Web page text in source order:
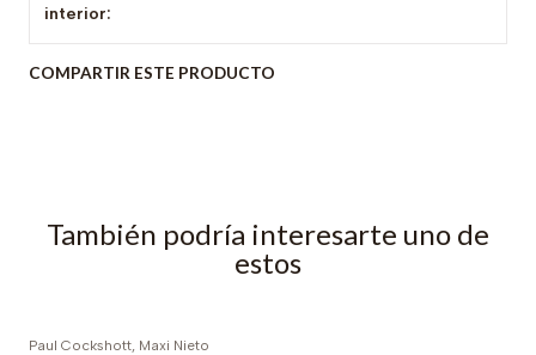
interior:
COMPARTIR ESTE PRODUCTO
También podría interesarte uno de
estos
Paul Cockshott, Maxi Nieto